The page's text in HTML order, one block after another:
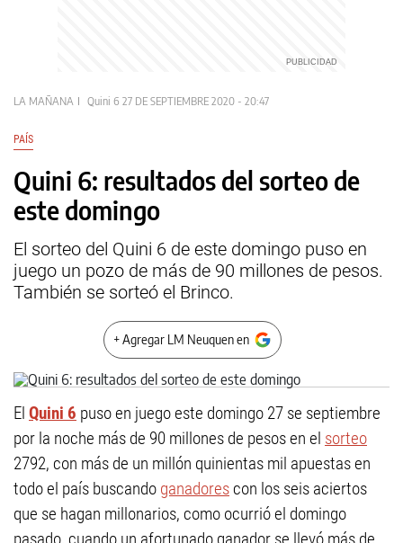
LA MAÑANA Quini 6 27 DE SEPTIEMBRE 2020 - 20:47
PAÍS
Quini 6: resultados del sorteo de
este domingo
El sorteo del Quini 6 de este domingo puso en
juego un pozo de más de 90 millones de pesos.
También se sorteó el Brinco.
+ Agregar LM Neuquen en
El Quini 6 puso en juego este domingo 27 se septiembre
por la noche más de 90 millones de pesos en el sorteo
2792, con más de un millón quinientas mil apuestas en
todo el país buscando ganadores con los seis aciertos
que se hagan millonarios, como ocurrió el domingo